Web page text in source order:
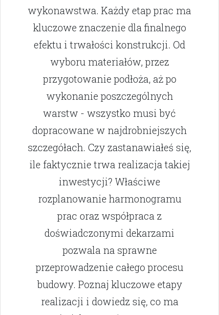
wykonawstwa. Każdy etap prac ma
kluczowe znaczenie dla finalnego
efektu i trwałości konstrukcji. Od
wyboru materiałów, przez
przygotowanie podłoża, aż po
wykonanie poszczególnych
warstw - wszystko musi być
dopracowane w najdrobniejszych
szczegółach. Czy zastanawiałeś się,
ile faktycznie trwa realizacja takiej
inwestycji? Właściwe
rozplanowanie harmonogramu
prac oraz współpraca z
doświadczonymi dekarzami
pozwala na sprawne
przeprowadzenie całego procesu
budowy. Poznaj kluczowe etapy
realizacji i dowiedz się, co ma